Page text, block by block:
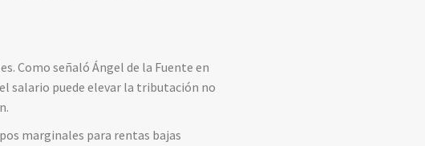
Como señaló Ángel de la Fuente en
salario puede elevar la tributación no
marginales para rentas bajas